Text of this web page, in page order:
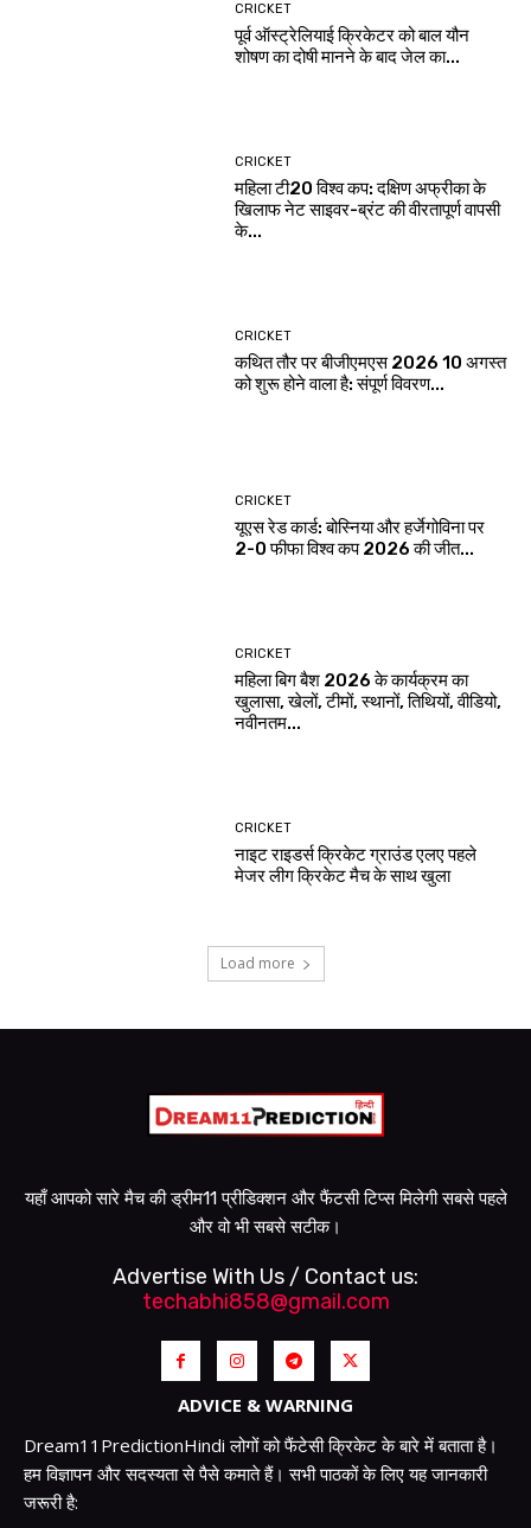
CRICKET
पूर्व ऑस्ट्रेलियाई क्रिकेटर को बाल यौन
शोषण का दोषी मानने के बाद जेल का...
CRICKET
महिला टी20 विश्व कप: दक्षिण अफ्रीका के
खिलाफ नेट साइवर-ब्रंट की वीरतापूर्ण वापसी
के...
CRICKET
कथित तौर पर बीजीएमएस 2026 10 अगस्त
को शुरू होने वाला है: संपूर्ण विवरण...
CRICKET
यूएस रेड कार्ड: बोस्निया और हर्जेगोविना पर
2-0 फीफा विश्व कप 2026 की जीत...
CRICKET
महिला बिग बैश 2026 के कार्यक्रम का
खुलासा, खेलों, टीमों, स्थानों, तिथियों, वीडियो,
नवीनतम...
CRICKET
नाइट राइडर्स क्रिकेट ग्राउंड एलए पहले
मेजर लीग क्रिकेट मैच के साथ खुला
Load more
यहाँ आपको सारे मैच की ड्रीम11 प्रीडिक्शन और फैंटसी टिप्स मिलेगी सबसे पहले
और वो भी सबसे सटीक।
Advertise With Us / Contact us:
techabhi858@gmail.com
ADVICE & WARNING
Dream11PredictionHindi लोगों को फैंटेसी क्रिकेट के बारे में बताता है।
हम विज्ञापन और सदस्यता से पैसे कमाते हैं। सभी पाठकों के लिए यह जानकारी
जरूरी है: